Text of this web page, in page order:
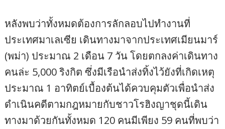
หลังพบว่าทั้งหมดต้องการลักลอบไปทำงานที่
ประเทศมาเลเซีย เดินทางมาจากประเทศเมียนมาร์
(พม่า) ประมาณ 2 เดือน 7 วัน โดยตกลงค่าเดินทาง
คนล่ะ 5,000 ริงกิต ซึ่งมีเรือนำส่งทิ้งไว้ยังที่เกิดเหตุ
ประมาณ 1 อาทิตย์เบื้องต้นได้ควบคุมตัวเพื่อนำส่ง
ดำเนินคดีตามกฎหมายกับชาวโรฮิงญาชุดนี้เดิน
ทางมาด้วยกันทั้งหมด 120 คนมีเพียง 59 คนที่พบว่า